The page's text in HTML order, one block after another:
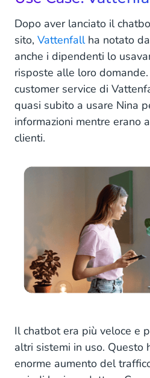
Dopo aver lanciato il
sito, Vattenfallha notato
anche i dipendenti lo
risposte alle loro
customer service di
quasi subito a usare Nina
informazioni mentre erano
clienti.
Il chatbot era più veloce e
altri sistemi in uso. Questo
enorme aumento del